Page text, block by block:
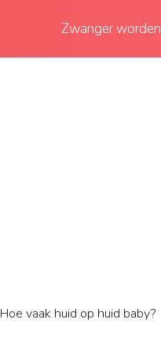
Zwanger worden
Hoe vaak huid op huid baby?